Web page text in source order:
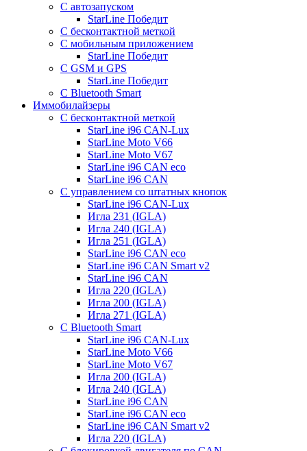
С автозапуском
StarLine Победит
С бесконтактной меткой
С мобильным приложением
StarLine Победит
С GSM и GPS
StarLine Победит
С Bluetooth Smart
Иммобилайзеры
С бесконтактной меткой
StarLine i96 CAN-Lux
StarLine Moto V66
StarLine Moto V67
StarLine i96 CAN eco
StarLine i96 CAN
С управлением со штатных кнопок
StarLine i96 CAN-Lux
Игла 231 (IGLA)
Игла 240 (IGLA)
Игла 251 (IGLA)
StarLine i96 CAN eco
StarLine i96 CAN Smart v2
StarLine i96 CAN
Игла 220 (IGLA)
Игла 200 (IGLA)
Игла 271 (IGLA)
С Bluetooth Smart
StarLine i96 CAN-Lux
StarLine Moto V66
StarLine Moto V67
Игла 200 (IGLA)
Игла 240 (IGLA)
StarLine i96 CAN
StarLine i96 CAN eco
StarLine i96 CAN Smart v2
Игла 220 (IGLA)